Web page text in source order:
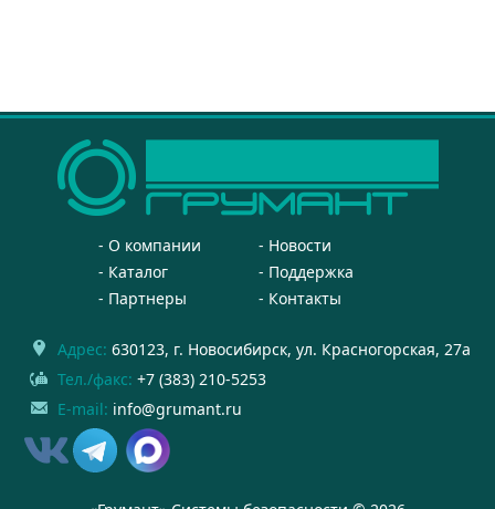
О компании
Новости
Каталог
Поддержка
Партнеры
Контакты
Адрес: 630123, г. Новосибирск, ул. Красногорская, 27а
Тел./факс: +7 (383) 210-5253
E-mail: info@grumant.ru